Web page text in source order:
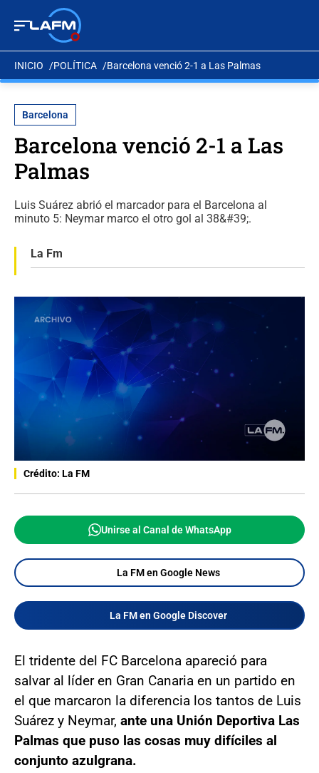
INICIO POLÍTICA Barcelona venció 2-1 a Las Palmas
Barcelona
Barcelona venció 2-1 a Las
Palmas
Luis Suárez abrió el marcador para el Barcelona al
minuto 5: Neymar marco el otro gol al 38&#39;.
La Fm
Crédito: La FM
Unirse al Canal de WhatsApp
La FM en Google News
La FM en Google Discover
El tridente del FC Barcelona apareció para
salvar al líder en Gran Canaria en un partido en
el que marcaron la diferencia los tantos de Luis
Suárez y Neymar, ante una Unión Deportiva Las
Palmas que puso las cosas muy difíciles al
conjunto azulgrana.